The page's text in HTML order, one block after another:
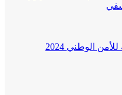
الوطني 2024